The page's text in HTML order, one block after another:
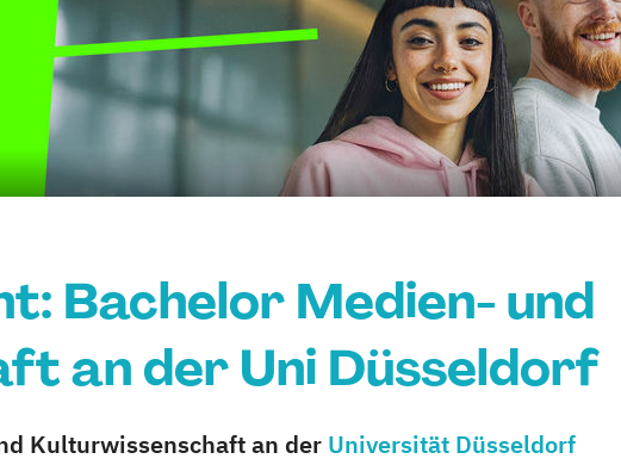
Bachelor Medien- und
an der Uni Düsseldorf
Kulturwissenschaft an der Universität Düsseldorf